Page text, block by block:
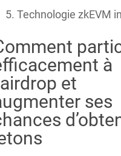
Technologie zkEVM
à
et
ses